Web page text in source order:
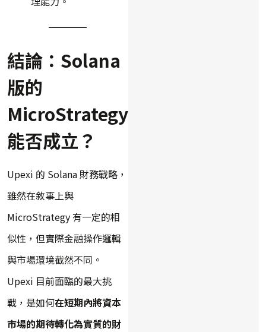
結論：Solana
版的
MicroStrategy，
能否成立？
Upexi 的 Solana 財務戰略，
雖然在敘事上與
MicroStrategy 有一定的相
似性，但實際金融操作邏輯
與市場環境截然不同。
Upexi 目前面臨的最大挑
戰，是如何在短期內將資本
市場的期待轉化為實質的財